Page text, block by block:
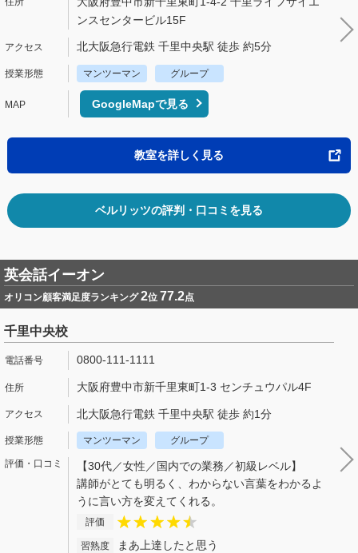
ンスセンタービル15F
北大阪急行電鉄 千里中央駅 徒歩 約5分
マンツーマン グループ
GoogleMapで見る
教室を詳しく見る
ベルリッツの評判・口コミを見る
英会話イーオン
オリコン顧客満足度ランキング2位 77.2点
千里中央校
0800-111-1111
大阪府豊中市新千里東町1-3 センチュウパル4F
北大阪急行電鉄 千里中央駅 徒歩 約1分
マンツーマン グループ
【30代／女性／国内での業務／初級レベル】
講師がとても明るく、わからない言葉をわかるよ
うに言い方を変えてくれる。
評価
習熟度 まあ上達したと思う